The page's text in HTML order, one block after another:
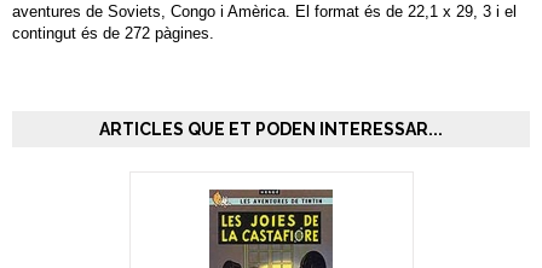
aventures de Soviets, Congo i Amèrica. El format és de 22,1 x 29, 3 i el
contingut és de 272 pàgines.
ARTICLES QUE ET PODEN INTERESSAR...